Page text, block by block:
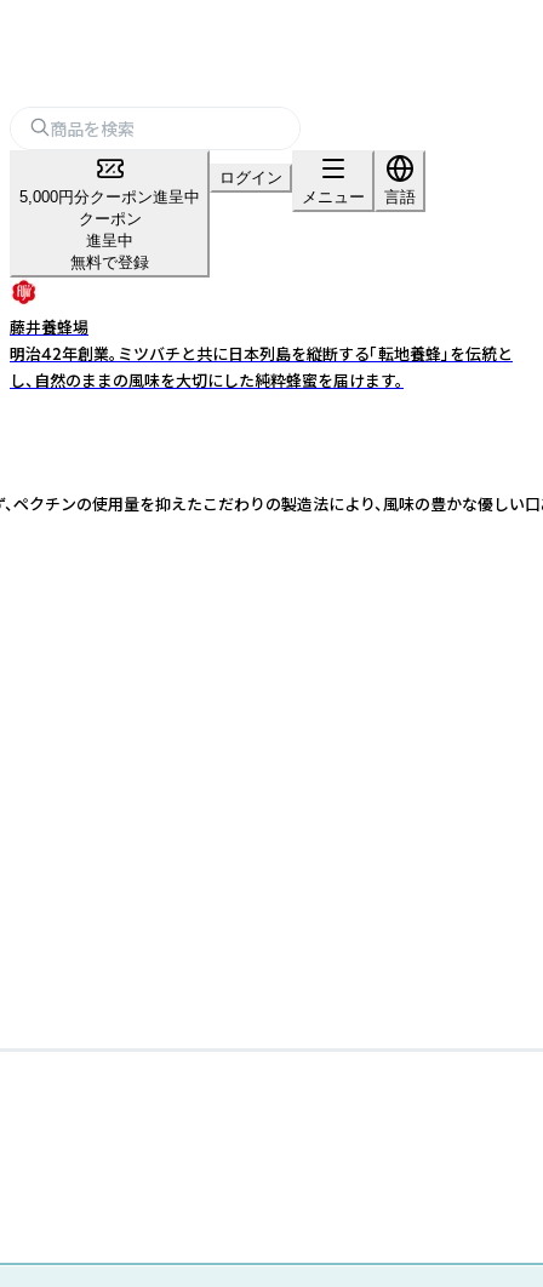
5,000円分クーポン進呈中
クーポン
進呈中
無料で登録
ログイン
メニュー
言語
藤井養蜂場
明治42年創業。ミツバチと共に日本列島を縦断する「転地養蜂」を伝統と
し、自然のままの風味を大切にした純粋蜂蜜を届けます。
チンの使用量を抑えたこだわりの製造法により、風味の豊かな優